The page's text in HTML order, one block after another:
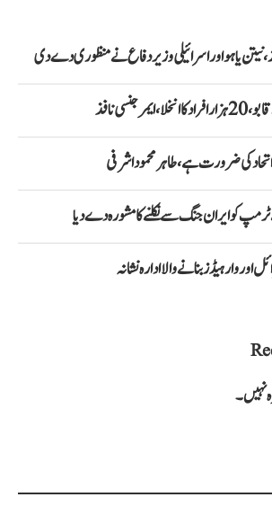
نیتن یاہو اور اسرائیلی وزیر دفاع نے منظوری دے دی
نافذ
کی ضرورت ہے، طاہر محمود اشرفی
کو ایران جنگ سے نکلنے کا مشورہ دے دیا
اور وار ہیڈز بنانے والا ادارہ نشانہ
نہیں۔